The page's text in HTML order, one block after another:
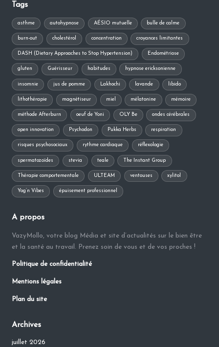
Tags
asthme autohypnose AÉSIO mutuelle bulle de calme
burn-out cholestérol concentration croyances limitantes
DASH (Dietary Approaches to Stop Hypertension) Endométriose
gluten Guérisseur habitudes hypnose ericksonienne
insomnie jus de pomme Lakhochi lavande libido
lithothérapie magnétiseur miel mélatonine mémoire
méthode Afterburn oeuf de Yoni OLY Be ondes cérébrales
open innovation Psychodon Pukka Herbs respiration
risques psychosociaux rythme cardiaque réflexologie
spermatozoïdes stevia teale The Instant Group
Thérapie comportementale ULTEAM ventouses xylitol
Yog’n Vibes épuisement professionnel
A propos
VazyMollo, votre blog Média et site d’actualités sur le bien être
et la santé au travail. Prenez soin de vous et de vos proches !
Politique de confidentialité
Mentions légales
Plan du site
Archives
juillet 2026